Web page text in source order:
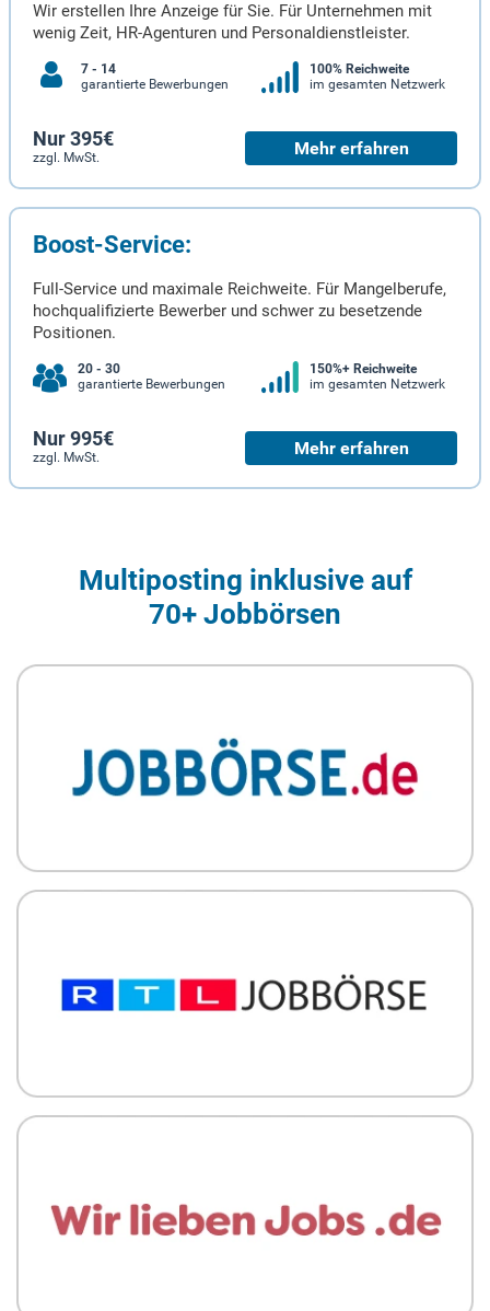
Wir erstellen Ihre Anzeige für Sie. Für Unternehmen mit
wenig Zeit, HR-Agenturen und Personaldienstleister.
7 - 14
garantierte Bewerbungen
100% Reichweite
im gesamten Netzwerk
Nur 395€
zzgl. MwSt. Mehr erfahren
Boost-Service:
Full-Service und maximale Reichweite. Für Mangelberufe,
hochqualifizierte Bewerber und schwer zu besetzende
Positionen.
20 - 30
garantierte Bewerbungen
150%+ Reichweite
im gesamten Netzwerk
Nur 995€
zzgl. MwSt. Mehr erfahren
Multiposting inklusive auf
70+ Jobbörsen